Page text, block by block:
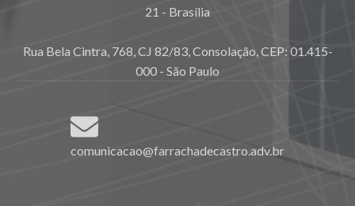
21 - Brasília
Rua Bela Cintra, 768, CJ 82/83, Consolação, CEP: 01.415-
000 - São Paulo
comunicacao@farrachadecastro.adv.br